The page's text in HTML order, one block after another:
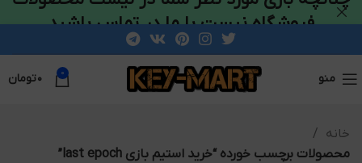
منو 0 ۰تومان
خانه
محصولات برچسب خورده “خرید استیم بازی last epoch”
فروشگاه نیست با ما در تماس باشید